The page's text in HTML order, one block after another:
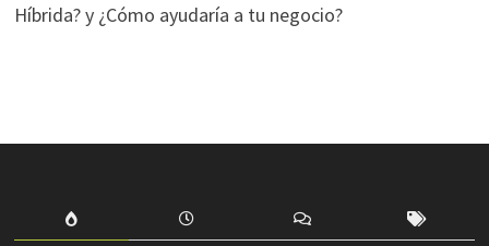
Híbrida? y ¿Cómo ayudaría a tu negocio?